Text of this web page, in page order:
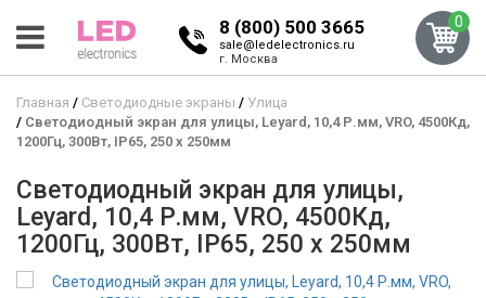
8 (800) 500 3665
sale@ledelectronics.ru
г. Москва
0
Главная Светодиодные экраны
Улица
Светодиодный экран для улицы, Leyard, 10,4 Р.мм, VRO, 4500Кд,
1200Гц, 300Вт, IP65, 250 x 250мм
Светодиодный экран для улицы,
Leyard, 10,4 Р.мм, VRO, 4500Кд,
1200Гц, 300Вт, IP65, 250 x 250мм